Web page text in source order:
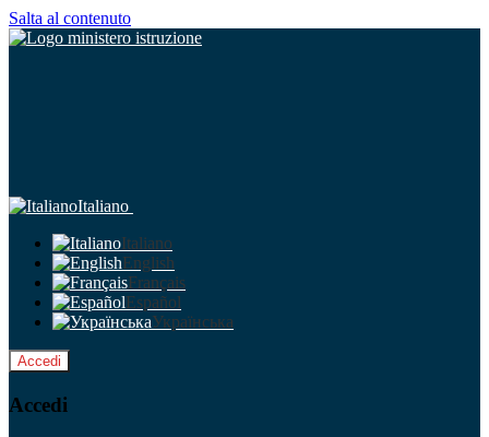
Salta al contenuto
Italiano
Italiano
English
Français
Español
Українська
Accedi
Accedi